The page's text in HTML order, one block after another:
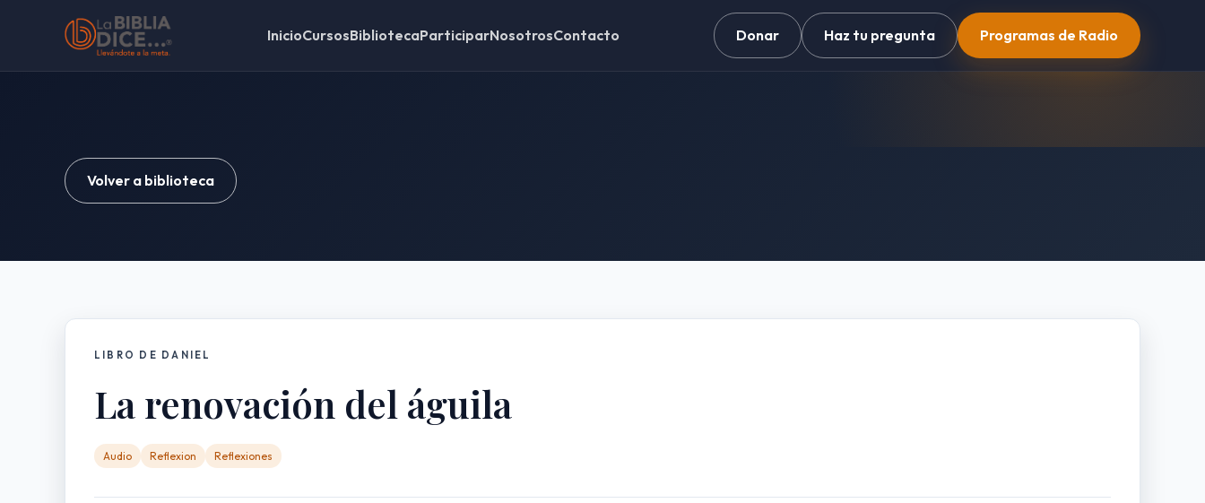
InicioCursosBibliotecaParticiparNosotrosContacto Donar Haz tu pregunta Programas de Radio
Volver a biblioteca
LIBRO DE DANIEL
La renovación del águila
Audio Reflexion Reflexiones